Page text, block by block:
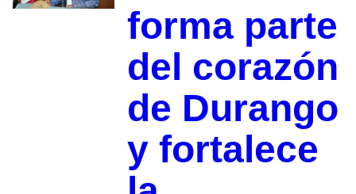
forma parte
del corazón
de Durango
y fortalece